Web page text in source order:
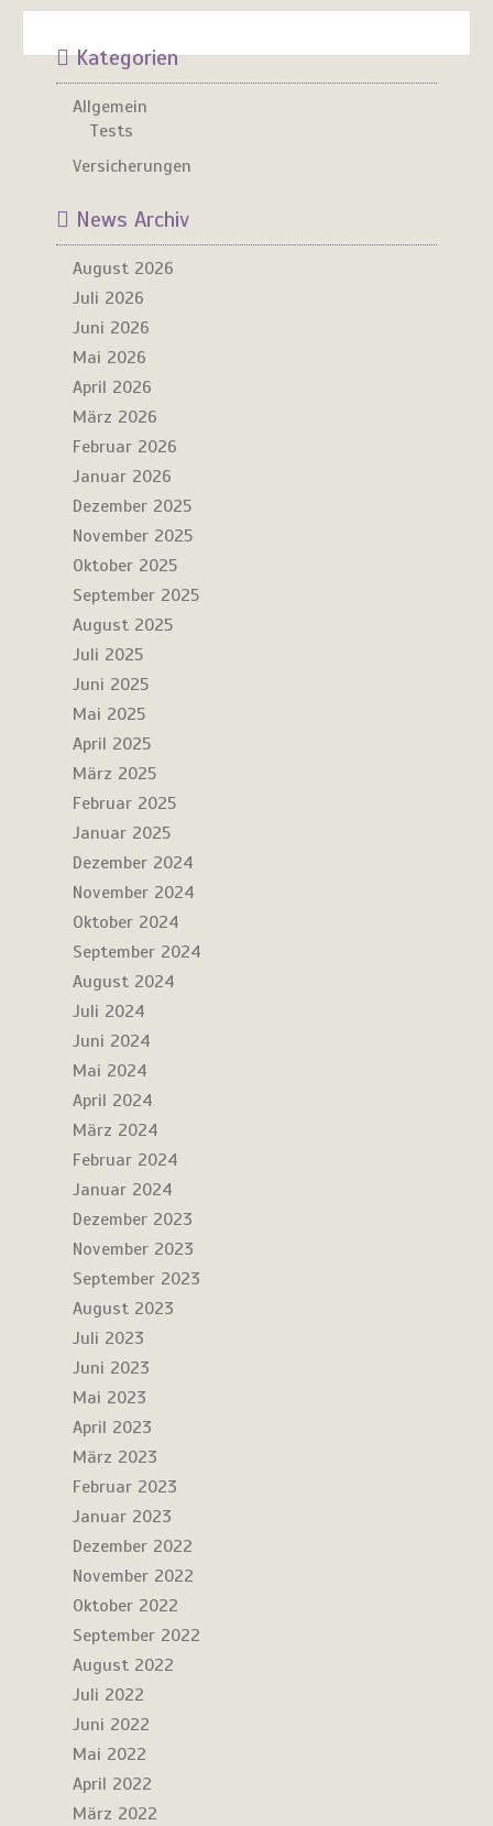
Kategorien
Allgemein
Tests
Versicherungen
News Archiv
August 2026
Juli 2026
Juni 2026
Mai 2026
April 2026
März 2026
Februar 2026
Januar 2026
Dezember 2025
November 2025
Oktober 2025
September 2025
August 2025
Juli 2025
Juni 2025
Mai 2025
April 2025
März 2025
Februar 2025
Januar 2025
Dezember 2024
November 2024
Oktober 2024
September 2024
August 2024
Juli 2024
Juni 2024
Mai 2024
April 2024
März 2024
Februar 2024
Januar 2024
Dezember 2023
November 2023
September 2023
August 2023
Juli 2023
Juni 2023
Mai 2023
April 2023
März 2023
Februar 2023
Januar 2023
Dezember 2022
November 2022
Oktober 2022
September 2022
August 2022
Juli 2022
Juni 2022
Mai 2022
April 2022
März 2022